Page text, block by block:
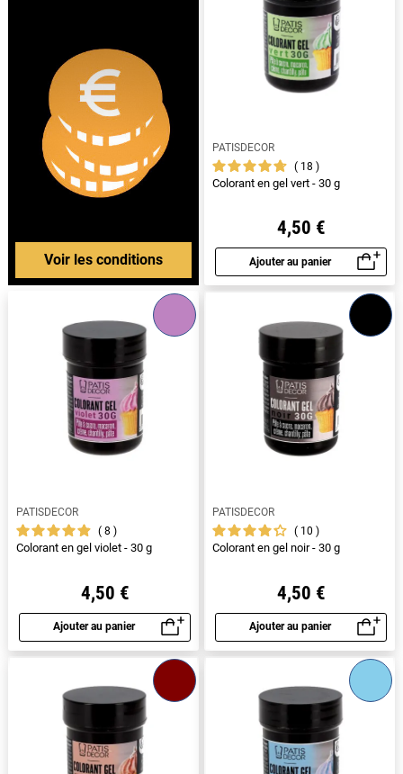
Voir les conditions
PATISDECOR
18
Colorant en gel vert - 30 g
4,50 €
Ajouter au panier
Aperçu rapide
PATISDECOR
8
Colorant en gel violet - 30 g
4,50 €
Ajouter au panier
Aperçu rapide
PATISDECOR
10
Colorant en gel noir - 30 g
4,50 €
Ajouter au panier
Aperçu rapide